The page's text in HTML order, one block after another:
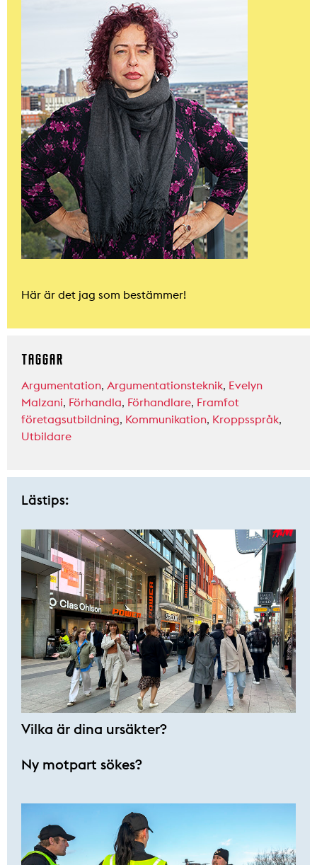
Här är det jag som bestämmer!
TAGGAR
Argumentation, Argumentationsteknik, Evelyn
Malzani, Förhandla, Förhandlare, Framfot
företagsutbildning, Kommunikation, Kroppsspråk,
Utbildare
Lästips:
Vilka är dina ursäkter?
Ny motpart sökes?